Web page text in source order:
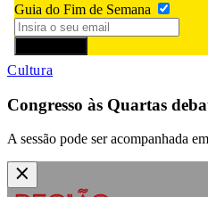
Guia do Fim de Semana
Cultura
Congresso às Quartas
A sessão pode ser acompanhada